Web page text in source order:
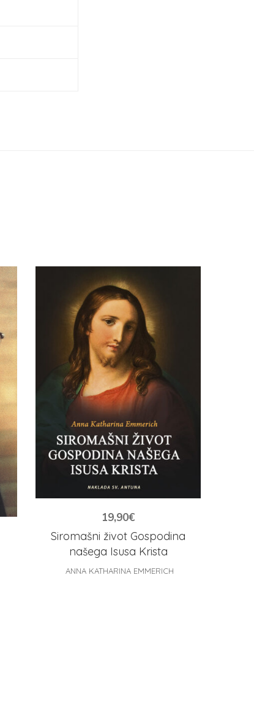
Siromašni život Gospodina
našega Isusa Krista
19,90€
ANNA KATHARINA EMMERICH